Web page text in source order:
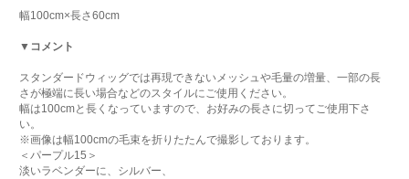
幅100cm×長さ60cm
▼コメント
スタンダードウィッグでは再現できないメッシュや毛量の増量、一部の長
さが極端に長い場合などのスタイルにご使用ください。
幅は100cmと長くなっていますので、お好みの長さに切ってご使用下さ
い。
※画像は幅100cmの毛束を折りたたんで撮影しております。
＜パープル15＞
淡いラベンダーに、シルバー、